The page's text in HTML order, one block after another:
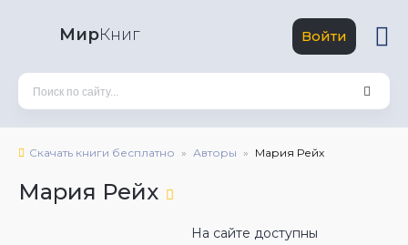
МирКниг Войти
Скачать книги бесплатно Авторы Мария Рейх
Мария Рейх
На сайте доступны